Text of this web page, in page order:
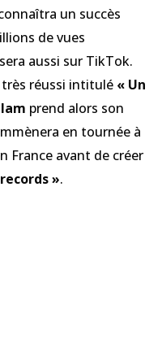
un succès
de vues
aussi sur TikTok.
très réussi intitulé « Un
prend alors son
en tournée à
France avant de créer
».